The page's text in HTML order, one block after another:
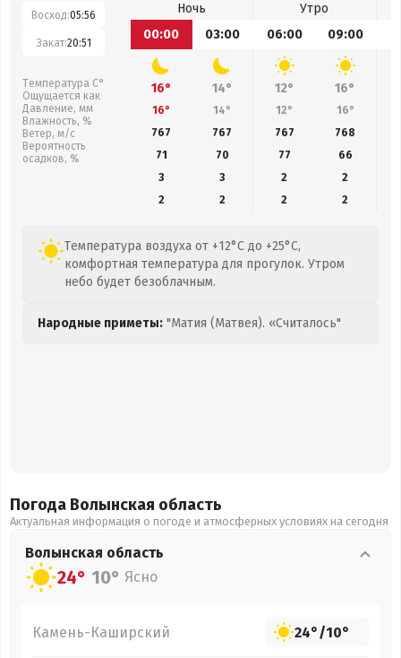
Восход:05:56
Закат:20:51
Температура С°
Ощущается как
Давление, мм
Влажность, %
Ветер, м/с
Вероятность
осадков, %
Ночь
Утро
00:00
03:00 06:00 09:00
16° 14° 12° 16°
16° 14° 12° 16°
767
767 767 768
71
70 77 66
3
3 2
2
2
2 2 2
Температура воздуха от +12°C до +25°C,
комфортная температура для прогулок. Утром
небо будет безоблачным.
Народные приметы: "Матия (Матвея). «Считалось"
Погода Волынская область
Актуальная информация о погоде и атмосферных условиях на сегодня
Волынская область
24° 10° Ясно
Камень-Каширский 24°/10°